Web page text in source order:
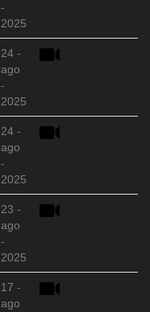
-
2025
24 -
ago
-
2025
24 -
ago
-
2025
23 -
ago
-
2025
17 -
ago